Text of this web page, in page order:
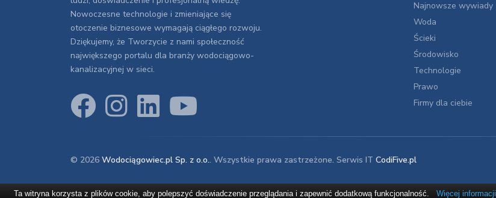
Nowoczesne technologie i zmieniające się
otoczenie biznesowe wymagają ciągłego rozwoju.
Dziękujemy, że Tworzycie z nami społeczność
największego portalu dla branży wodociągowo-
kanalizacyjnej w sieci.
Najnowsze wywiady
Woda
Ścieki
Środowisko
Technologie
Prawo
Firmy dla ciebie
© 2026 Wodociągowiec.pl Sp. z o.o.. Wszystkie prawa zastrzeżone. Serwis IT CodiFive.pl
Ta witryna korzysta z plików cookie, aby polepszyć doświadczenie przeglądania i zapewnić dodatkową funkcjonalność. Więcej informacji